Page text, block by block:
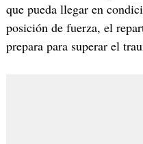
que pueda llegar en
posición de fuerza, el
prepara para superar el